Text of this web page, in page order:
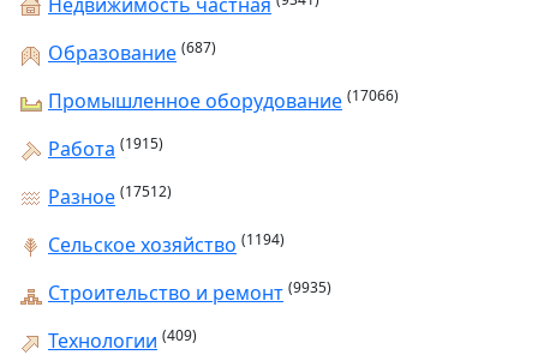
Образование (687)
Промышленное оборудование (17066)
Работа (1915)
Разное (17512)
Сельское хозяйство (1194)
Строительство и ремонт (9935)
Технологии (409)